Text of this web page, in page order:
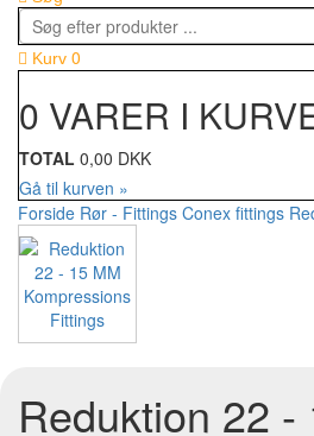
Kurv 0
0 VARER I
TOTAL 0,00 DKK
Gå til kurven »
Forside Rør - Fittings Conex fittings
Reduktion 22 -